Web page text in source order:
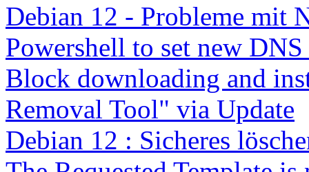
Debian 12 - Probleme mit
Powershell to set new
Block downloading and
Removal Tool" via Update
Debian 12 : Sicheres